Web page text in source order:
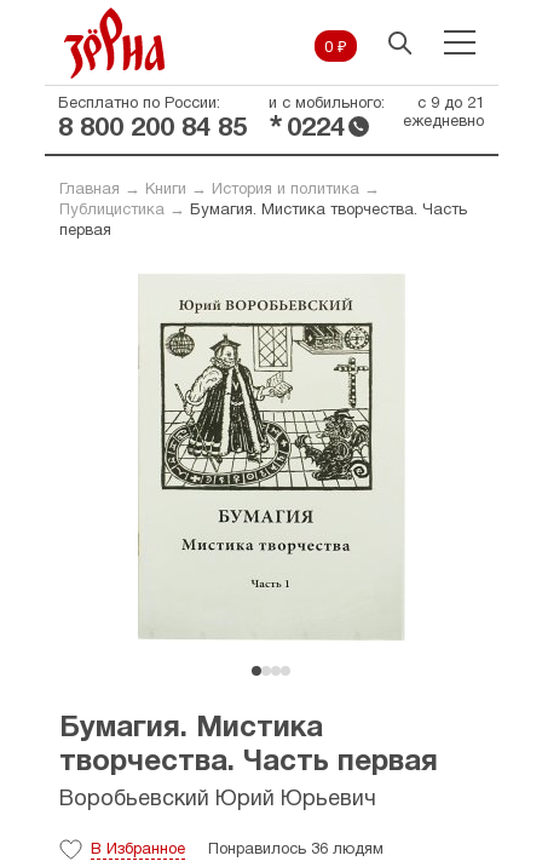
0 ₽
Бесплатно по России:
8 800 200 84 85
и с мобильного:
* 0224
с 9 до 21
ежедневно
Главная → Книги → История и политика→
Публицистика→
Бумагия. Мистика творчества. Часть
первая
Бумагия. Мистика
творчества. Часть первая
Воробьевский Юрий Юрьевич
В Избранное Понравилось 36 людям